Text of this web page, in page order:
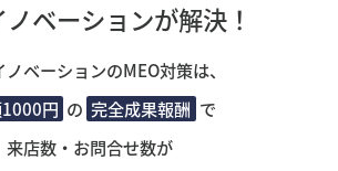
ベーションが解決！
ノベーションのMEO対策は、
円 の 完全成果報酬 で
来店数・お問合せ数が